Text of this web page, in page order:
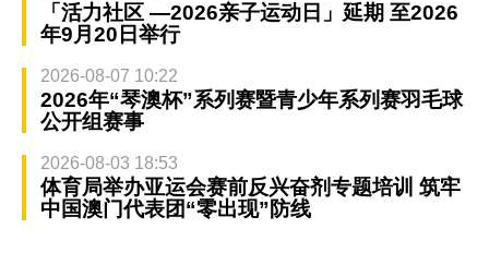
「活力社区 —2026亲子运动日」延期 至2026
年9月20日举行
2026-08-07 10:22
2026年“琴澳杯”系列赛暨青少年系列赛羽毛球
公开组赛事
2026-08-03 18:53
体育局举办亚运会赛前反兴奋剂专题培训 筑牢
中国澳门代表团“零出现”防线